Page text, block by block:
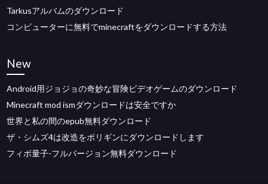
Tarkusアルバムのダウンロード
コンピューターに無料でminecraftをダウンロードする方法
New
Android用ジョジョの奇妙な冒険ビデオゲームのダウンロード
Minecraft mod ismダウンロードは安全ですか
世界と私の間のepub無料ダウンロード
ザ・シムズ4は改造をポリギンにダウンロードします
フィボ量子-フルバージョン無料ダウンロード